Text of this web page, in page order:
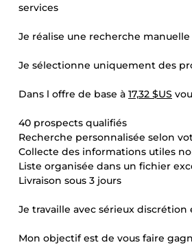
services
Je réalise une recherche
Je sélectionne uniquement des
Dans l offre de base à 17,32 $US
40 prospects qualifiés
Recherche personnalisée selon
Collecte des informations utiles
Liste organisée dans un fichier
Livraison sous 3 jours
Je travaille avec sérieux
Mon objectif est de vous faire